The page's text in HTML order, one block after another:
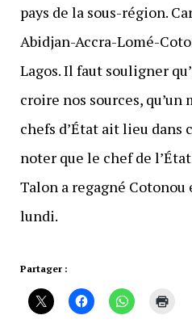
pays de la sous-région.
Abidjan-Accra-Lomé-
Lagos. Il faut souligner
croire nos sources,
chefs d’État ait lieu dans
noter que le chef de
Talon a regagné
lundi.
Partager :